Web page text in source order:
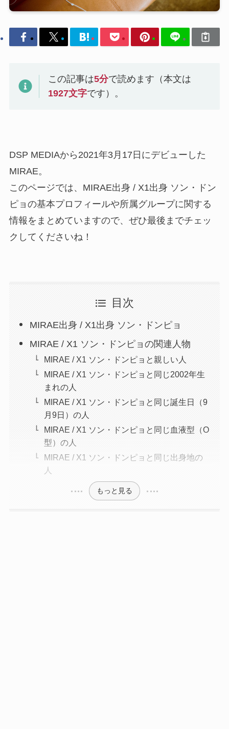
この記事は5分で読めます（本文は
1927文字です）。
DSP MEDIAから2021年3月17日にデビューした
MIRAE。
このページでは、MIRAE出身 / X1出身 ソン・ドン
ピョの基本プロフィールや所属グループに関する
情報をまとめていますので、ぜひ最後までチェッ
クしてくださいね！
目次
MIRAE出身 / X1出身 ソン・ドンピョ
MIRAE / X1 ソン・ドンピョの関連人物
MIRAE / X1 ソン・ドンピョと親しい人
MIRAE / X1 ソン・ドンピョと同じ2002年生
まれの人
MIRAE / X1 ソン・ドンピョと同じ誕生日（9
月9日）の人
MIRAE / X1 ソン・ドンピョと同じ血液型（O
型）の人
MIRAE / X1 ソン・ドンピョと同じ出身地の
人
もっと見る